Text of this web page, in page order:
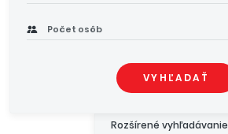
Rozšírené vyhľadávanie
Počet osôb
VYHĽADAŤ